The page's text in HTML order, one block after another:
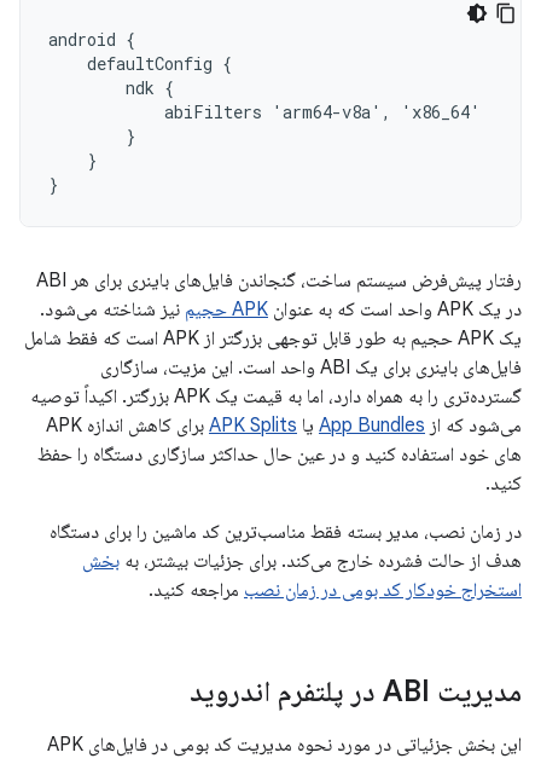
android {
    defaultConfig {
        ndk {
            abiFilters 'arm64-v8a', 'x86_64'
        }
    }
رفتار پیش‌فرض سیستم ساخت، گنجاندن فایل‌های باینری برای هر ABI
در یک APK واحد است که به عنوان
APK حجیم
نیز شناخته می‌شود.
یک APK حجیم به طور قابل توجهی بزرگتر از APK است که فقط شامل
فایل‌های باینری برای یک ABI واحد است. این مزیت، سازگاری
گسترده‌تری را به همراه دارد، اما به قیمت یک APK بزرگتر. اکیداً توصیه
می‌شود که از App Bundles یا APK Splits
برای کاهش اندازه APK
های خود استفاده کنید و در عین حال حداکثر سازگاری دستگاه را حفظ
کنید.
در زمان نصب، مدیر بسته فقط مناسب‌ترین کد ماشین را برای دستگاه
هدف از حالت فشرده خارج می‌کند. برای جزئیات بیشتر، به بخش
استخراج خودکار کد بومی در زمان نصب مراجعه کنید.
مدیریت ABI در پلتفرم اندروید
این بخش جزئیاتی در مورد نحوه مدیریت کد بومی در فایل‌های APK